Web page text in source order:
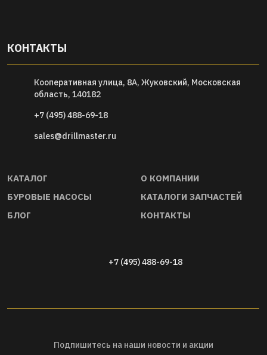
01
запчастей, инструмента, насосов и
КОНТАКТЫ
Кооперативная улица, 8А, Жуковский, Московская
область, 140182
+7 (495) 488-69-18
sales@drillmaster.ru
КАТАЛОГ
О КОМПАНИИ
БУРОВЫЕ НАСОСЫ
КАТАЛОГИ ЗАПЧАСТЕЙ
БЛОГ
КОНТАКТЫ
+7 (495) 488-69-18
Подпишитесь на наши новости и акции